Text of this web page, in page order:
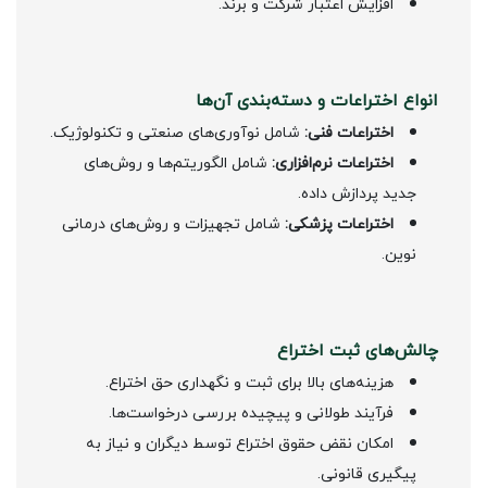
انواع اختراعات و دسته‌بندی آن‌ها
اختراعات فنی: شامل نوآوری‌های صنعتی و تکنولوژیک.
اختراعات نرم‌افزاری: شامل الگوریتم‌ها و روش‌های
جدید پردازش داده.
اختراعات پزشکی: شامل تجهیزات و روش‌های درمانی
نوین.
چالش‌های ثبت اختراع
هزینه‌های بالا برای ثبت و نگهداری حق اختراع.
فرآیند طولانی و پیچیده بررسی درخواست‌ها.
امکان نقض حقوق اختراع توسط دیگران و نیاز به
پیگیری قانونی.